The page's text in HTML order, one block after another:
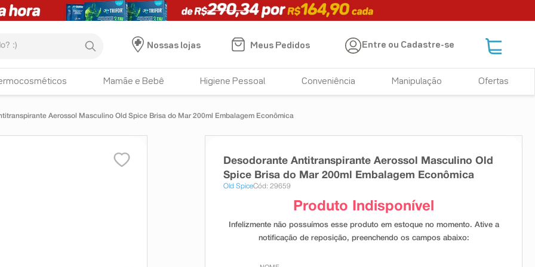
Nossas lojas
Meus Pedidos Entre ou Cadastre-se
Mamãe e Bebê Higiene Pessoal Conveniência Manipulação Ofertas
Aerossol Masculino Old Spice Brisa do Mar 200ml Embalagem Econômica
Desodorante Antitranspirante Aerossol Masculino Old
Spice Brisa do Mar 200ml Embalagem Econômica
Old SpiceCód: 29659